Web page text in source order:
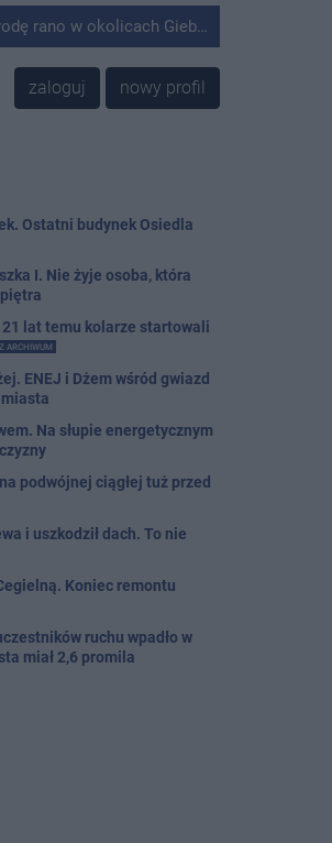
na słupie energetycznym odnaleziono ciało mężczyzny.
zaloguj nowy profil
Ostatni budynek Osiedla
I. Nie żyje osoba, która
21 lat temu kolarze startowali
ARCHIWUM
ENEJ i Dżem wśród gwiazd
Na słupie energetycznym
podwójnej ciągłej tuż przed
i uszkodził dach. To nie
Koniec remontu
ruchu wpadło w
miał 2,6 promila